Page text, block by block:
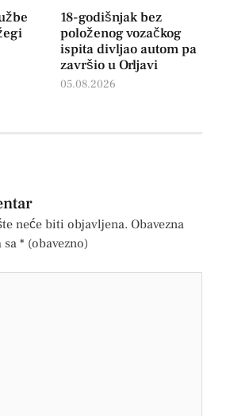
18-godišnjak bez
položenog vozačkog
ispita divljao autom pa
završio u Orljavi
05.08.2026
neće biti objavljena. Obavezna
sa * (obavezno)